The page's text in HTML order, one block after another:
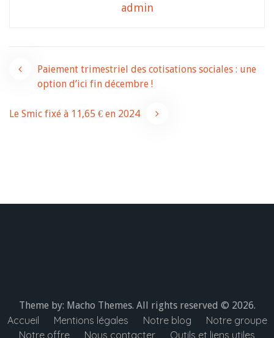
admin
Navigation
de
Paiement trimestriel des cotisations sociales : une
option d’ici fin décembre !
Le Smic fixé à 11,65 € en 2024
Theme by: Macho Themes. All rights reserved © 2026.
Accueil Mentions légales Notre blog
Notre groupe
Notre offre
Nous contacter Outils et liens utiles